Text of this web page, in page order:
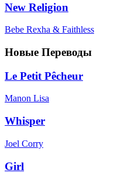
New Religion
Bebe Rexha & Faithless
Новые Переводы
Le Petit Pêcheur
Manon Lisa
Whisper
Joel Corry
Girl